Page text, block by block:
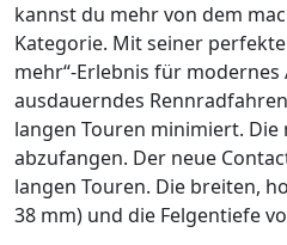
kannst du mehr von dem
Kategorie. Mit seiner
mehr“-Erlebnis für
ausdauerndes
langen Touren minimiert.
abzufangen. Der neue
langen Touren. Die breiten,
38 mm) und die Felgentiefe